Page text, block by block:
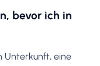
bevor ich in
Unterkunft, eine